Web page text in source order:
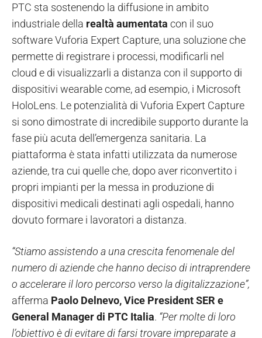
PTC sta sostenendo la diffusione in ambito
industriale della realtà aumentata con il suo
software Vuforia Expert Capture, una soluzione che
permette di registrare i processi, modificarli nel
cloud e di visualizzarli a distanza con il supporto di
dispositivi wearable come, ad esempio, i Microsoft
HoloLens. Le potenzialità di Vuforia Expert Capture
si sono dimostrate di incredibile supporto durante la
fase più acuta dell’emergenza sanitaria. La
piattaforma è stata infatti utilizzata da numerose
aziende, tra cui quelle che, dopo aver riconvertito i
propri impianti per la messa in produzione di
dispositivi medicali destinati agli ospedali, hanno
dovuto formare i lavoratori a distanza.
“Stiamo assistendo a una crescita fenomenale del
numero di aziende che hanno deciso di intraprendere
o accelerare il loro percorso verso la digitalizzazione”,
afferma Paolo Delnevo, Vice President SER e
General Manager di PTC Italia. “Per molte di loro
l’obiettivo è di evitare di farsi trovare impreparate a